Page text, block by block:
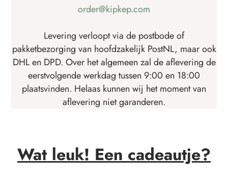
order@kipkep.com
Levering verloopt via de postbode of
pakketbezorging van hoofdzakelijk PostNL, maar ook
DHL en DPD. Over het algemeen zal de aflevering de
eerstvolgende werkdag tussen 9:00 en 18:00
plaatsvinden. Helaas kunnen wij het moment van
aflevering niet garanderen.
Wat leuk! Een cadeautje?